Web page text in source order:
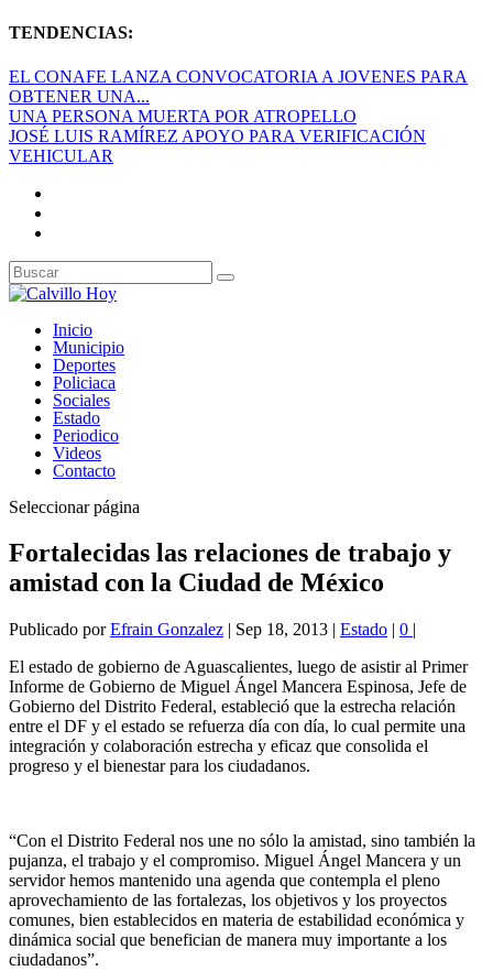
TENDENCIAS:
EL CONAFE LANZA CONVOCATORIA A JOVENES PARA
OBTENER UNA...
UNA PERSONA MUERTA POR ATROPELLO
JOSÉ LUIS RAMÍREZ APOYO PARA VERIFICACIÓN
VEHICULAR
Inicio
Municipio
Deportes
Policiaca
Sociales
Estado
Periodico
Videos
Contacto
Seleccionar página
Fortalecidas las relaciones de trabajo y
amistad con la Ciudad de México
Publicado porEfrain Gonzalez | Sep 18, 2013 | Estado | 0 |
El estado de gobierno de Aguascalientes, luego de asistir al Primer
Informe de Gobierno de Miguel Ángel Mancera Espinosa, Jefe de
Gobierno del Distrito Federal, estableció que la estrecha relación
entre el DF y el estado se refuerza día con día, lo cual permite una
integración y colaboración estrecha y eficaz que consolida el
progreso y el bienestar para los ciudadanos.
“Con el Distrito Federal nos une no sólo la amistad, sino también la
pujanza, el trabajo y el compromiso. Miguel Ángel Mancera y un
servidor hemos mantenido una agenda que contempla el pleno
aprovechamiento de las fortalezas, los objetivos y los proyectos
comunes, bien establecidos en materia de estabilidad económica y
dinámica social que benefician de manera muy importante a los
ciudadanos”.